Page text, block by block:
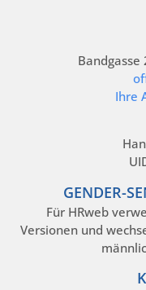
Ihre
GENDER-
Für HRweb
Versionen und